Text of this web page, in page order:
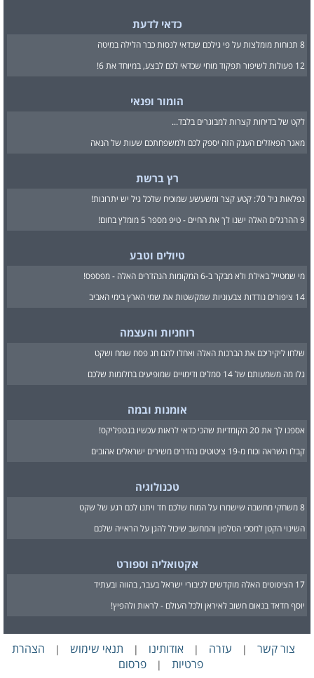
כדאי לדעת
8 תנוחות מומלצות על פי גילכם שכדאי לנסות כבר הלילה במיטה
12 פעולות לשיפור תפקוד מוחי שכדאי לכם לבצע, במיוחד את 6!
הומור ופנאי
לקט של בדיחות קצרות למבוגרים בלבד...
מאגר הפאזלים הענק הזה יספק לכם ולמשפחתכם שעות של הנאה
רץ ברשת
נפלאות גיל 70: קטע קצר ומשעשע שמוכיח שלכל גיל יש יתרונות!
9 ההרגלים האלה ישנו לך את החיים - טיפ מספר 5 מומלץ בחום!
טיולים וטבע
מי שמטייל באילת ולא מבקר ב-6 המקומות הנהדרים האלה - מפספס!
14 ציפורים נודדות צבעוניות שמקשטות את שמי הארץ בימי האביב
רוחניות והעצמה
שלחו ליקיריכם את הברכות האלה ואחלו להם חג פסח שמח ושקט
גלו מה משמעותם של 14 סמלים ודימויים שמופיעים בחלומות שלכם
אומנות ובמה
אספנו לך את 20 הקומדיות שהכי כדאי לראות עכשיו בנטפליקס!
קבלו השראה וכוח מ-19 ציטוטים נהדרים משירים ישראלים אהובים
טכנולוגיה
8 משחקי מחשבה שישמרו על המוח שלכם חד ויתנו לכם רגע של שקט
השינוי הקטן למסכי הטלפון והמחשב שיכול להגן על הראייה שלכם
אקטואליה וספורט
17 הציטוטים האלה מוקדשים לגיבורי ישראל בעבר, בהווה ובעתיד
יוסף חדאד בנאום חשוב לאיראן ולכל העולם - לראות ולהפיץ!
צור קשר | עזרה | אודותינו | תנאי שימוש |
הצהרת
פרטיות
| פרסום